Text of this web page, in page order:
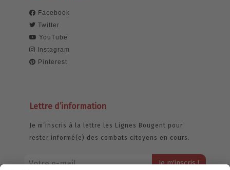
Facebook
Twitter
YouTube
Instagram
Pinterest
Lettre d’information
Je m’inscris à la lettre les Lignes Bougent pour
rester informé(e) des combats citoyens en cours.